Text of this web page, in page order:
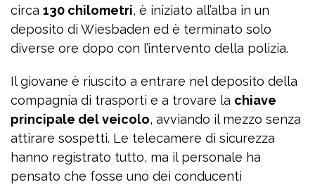
circa 130 chilometri, è iniziato all’alba in un
deposito di Wiesbaden ed è terminato solo
diverse ore dopo con l’intervento della polizia.
Il giovane è riuscito a entrare nel deposito della
compagnia di trasporti e a trovare la chiave
principale del veicolo, avviando il mezzo senza
attirare sospetti. Le telecamere di sicurezza
hanno registrato tutto, ma il personale ha
pensato che fosse uno dei conducenti